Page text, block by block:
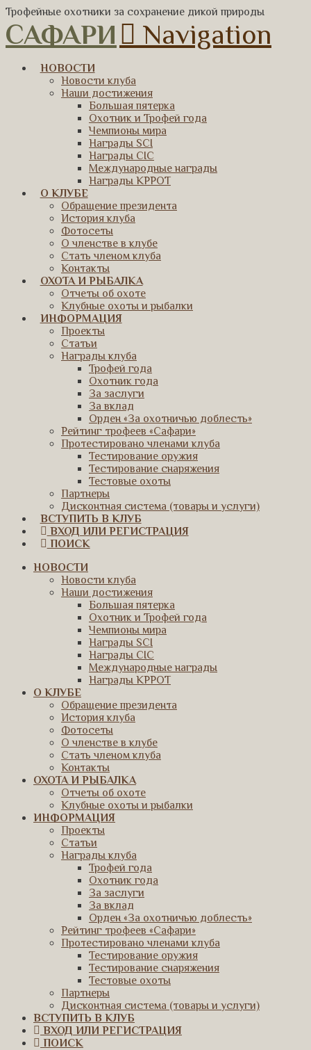
Трофейные охотники за сохранение дикой природы
САФАРИ Navigation
НОВОСТИ
Новости клуба
Наши достижения
Большая пятерка
Охотник и Трофей года
Чемпионы мира
Награды SCI
Награды CIC
Международные награды
Награды КРРОТ
О КЛУБЕ
Обращение президента
История клуба
Фотосеты
О членстве в клубе
Стать членом клуба
Контакты
ОХОТА И РЫБАЛКА
Отчеты об охоте
Клубные охоты и рыбалки
ИНФОРМАЦИЯ
Проекты
Статьи
Награды клуба
Трофей года
Охотник года
За заслуги
За вклад
Орден «За охотничью доблесть»
Рейтинг трофеев «Сафари»
Протестировано членами клуба
Тестирование оружия
Тестирование снаряжения
Тестовые охоты
Партнеры
Дисконтная система (товары и услуги)
ВСТУПИТЬ В КЛУБ
ВХОД ИЛИ РЕГИСТРАЦИЯ
ПОИСК
НОВОСТИ
Новости клуба
Наши достижения
Большая пятерка
Охотник и Трофей года
Чемпионы мира
Награды SCI
Награды CIC
Международные награды
Награды КРРОТ
О КЛУБЕ
Обращение президента
История клуба
Фотосеты
О членстве в клубе
Стать членом клуба
Контакты
ОХОТА И РЫБАЛКА
Отчеты об охоте
Клубные охоты и рыбалки
ИНФОРМАЦИЯ
Проекты
Статьи
Награды клуба
Трофей года
Охотник года
За заслуги
За вклад
Орден «За охотничью доблесть»
Рейтинг трофеев «Сафари»
Протестировано членами клуба
Тестирование оружия
Тестирование снаряжения
Тестовые охоты
Партнеры
Дисконтная система (товары и услуги)
ВСТУПИТЬ В КЛУБ
ВХОД ИЛИ РЕГИСТРАЦИЯ
ПОИСК